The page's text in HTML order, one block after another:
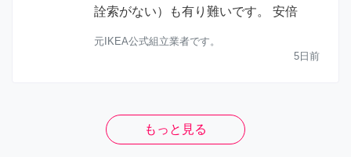
詮索がない）も有り難いです。 安倍
元IKEA公式組立業者です。
5日前
もっと見る